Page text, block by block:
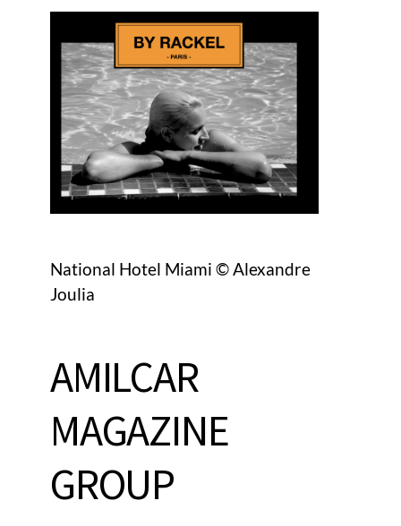
National Hotel Miami © Alexandre
Joulia
AMILCAR
MAGAZINE
GROUP